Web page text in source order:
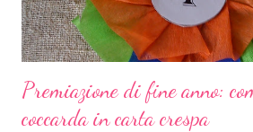
Premiazione di fine anno:
coccarda in carta crespa